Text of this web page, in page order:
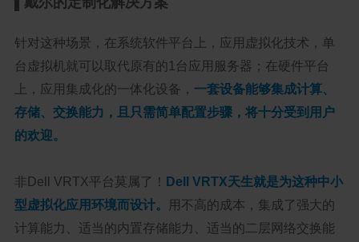
针对这种场景，在系统软件平台上，应用虚拟化技术，单
台虚拟机就可以取代原有的1台应用服务器；在硬件平台
上，应用集成化的一体化设备， 一套设备能够集成计算、
存储、交换能力，且只需简单配置步骤，将十分受到用户
的欢迎。
非Dell VRTX平台莫属了！ Dell VRTX天生就是为这种中小
型虚拟化应用环境而设计。
用不高的成本，集成了强大的
计算能力、适当的内置存储能力、适当的二层网络交换能